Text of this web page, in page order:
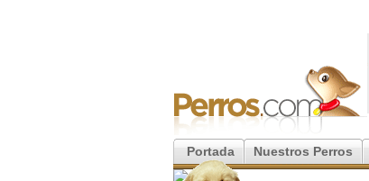
Portada Nuestros Perros